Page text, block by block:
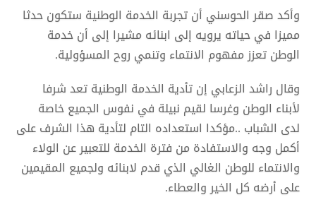
وأكد صقر الحوسني أن تجربة الخدمة الوطنية ستكون حدثا
مميزا في حياته يرويه إلى ابنائه مشيرا إلى أن خدمة
الوطن تعزز مفهوم الانتماء وتنمي روح المسؤولية.
وقال راشد الزعابي إن تأدية الخدمة الوطنية تعد شرفا
لأبناء الوطن وغرسا لقيم نبيلة في نفوس الجميع خاصة
لدى الشباب ..مؤكدا استعداده التام لتأدية هذا الشرف على
أكمل وجه والاستفادة من فترة الخدمة للتعبير عن الولاء
والانتماء للوطن الغالي الذي قدم لابنائه ولجميع المقيمين
على أرضه كل الخير والعطاء.